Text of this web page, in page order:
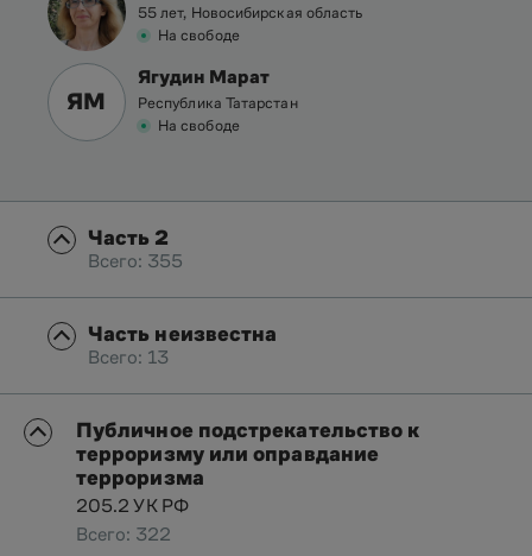
55 лет, Новосибирская область
На свободе
ЯМ
Ягудин Марат
Республика Татарстан
На свободе
Часть 2
Всего: 355
Часть неизвестна
Всего: 13
Публичное подстрекательство к
терроризму или оправдание
терроризма
205.2 УК РФ
Всего: 322